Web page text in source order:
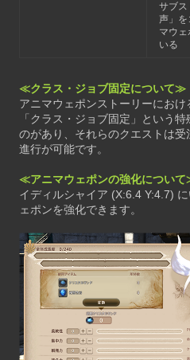
サブス
声」を
マウ
いる
≪クラス・ジョブ固定について≫
アニマウェポンストーリーにおけ
「クラス・ジョブ固定」という
のがあり、それらのクエストは
進行が可能です。
≪アニマウェポンの強化につい
イディルシャイア (X:6.4 Y:4.7)
ェポンを強化できます。